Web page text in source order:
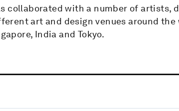
collaborated with a number of artists,
art and design venues around the
India and Tokyo.